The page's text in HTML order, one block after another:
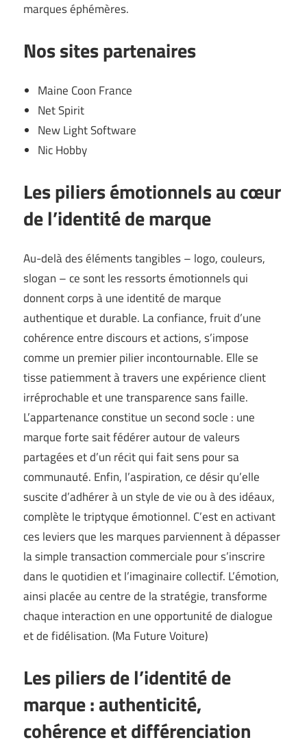
marques éphémères.
Nos sites partenaires
Maine Coon France
Net Spirit
New Light Software
Nic Hobby
Les piliers émotionnels au cœur
de l’identité de marque
Au-delà des éléments tangibles – logo, couleurs,
slogan – ce sont les ressorts émotionnels qui
donnent corps à une identité de marque
authentique et durable. La confiance, fruit d’une
cohérence entre discours et actions, s’impose
comme un premier pilier incontournable. Elle se
tisse patiemment à travers une expérience client
irréprochable et une transparence sans faille.
L’appartenance constitue un second socle : une
marque forte sait fédérer autour de valeurs
partagées et d’un récit qui fait sens pour sa
communauté. Enfin, l’aspiration, ce désir qu’elle
suscite d’adhérer à un style de vie ou à des idéaux,
complète le triptyque émotionnel. C’est en activant
ces leviers que les marques parviennent à dépasser
la simple transaction commerciale pour s’inscrire
dans le quotidien et l’imaginaire collectif. L’émotion,
ainsi placée au centre de la stratégie, transforme
chaque interaction en une opportunité de dialogue
et de fidélisation. (Ma Future Voiture)
Les piliers de l’identité de
marque : authenticité,
cohérence et différenciation